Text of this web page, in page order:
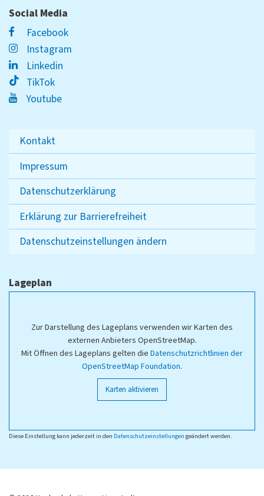
Social Media
Facebook
Instagram
Linkedin
TikTok
Youtube
Kontakt
Impressum
Datenschutzerklärung
Erklärung zur Barrierefreiheit
Datenschutzeinstellungen ändern
Lageplan
Zur Darstellung des Lageplans verwenden wir Karten des
externen Anbieters OpenStreetMap.
Mit Öffnen des Lageplans gelten die Datenschutzrichtlinien der
OpenStreetMap Foundation.
Karten aktivieren
Diese Einstellung kann jederzeit in den Datenschutzeinstellungen geändert werden.